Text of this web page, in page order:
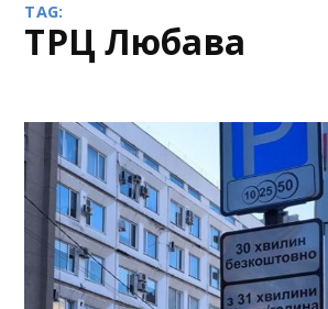
TAG:
ТРЦ Любава